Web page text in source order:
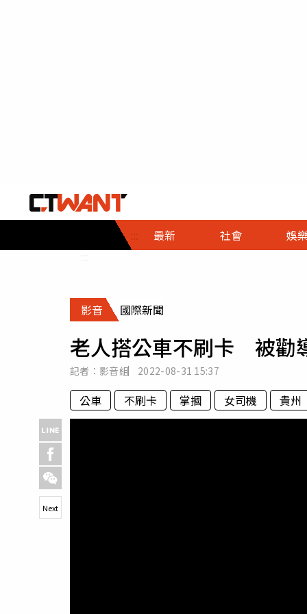
::: 最新 社會
社會首頁
時事
調查
娛樂
娛樂首頁
即時
財經首頁
熱線
專欄
政
影音 國際新聞
老人搭公車不刷卡 被勸
記者：影音組 2022-08-31 15:37
公車 不刷卡 掌摑 女司機 貴州
Next